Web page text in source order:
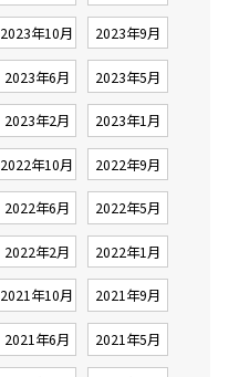
2023年10月 2023年9月
2023年6月 2023年5月
2023年2月 2023年1月
2022年10月 2022年9月
2022年6月 2022年5月
2022年2月 2022年1月
2021年10月 2021年9月
2021年6月 2021年5月